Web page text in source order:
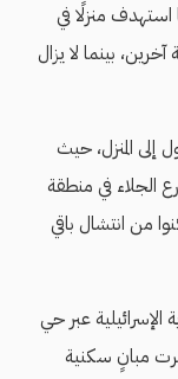
من 12 قتيلًا، فيما استهدف منزلًا في
بينما لا يزال
المنزل، حيث
الجلاء في منطقة
من انتشال باقي
الإسرائيلية عبر حي
مبانٍ سكنية